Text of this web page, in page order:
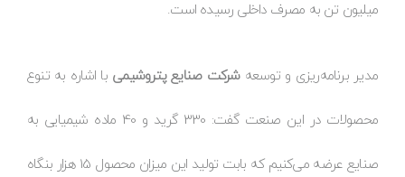
میلیون تن به مصرف داخلی رسیده است.
مدیر برنامه‌ریزی و توسعهشرکت صنایع پتروشیمیبا اشاره به تنوع
محصولات در این صنعت گفت: 330 گرید و 40 ماده شیمیایی به
صنایع عرضه می‌کنیم که بابت تولید این میزان محصول 15 هزار بنگاه